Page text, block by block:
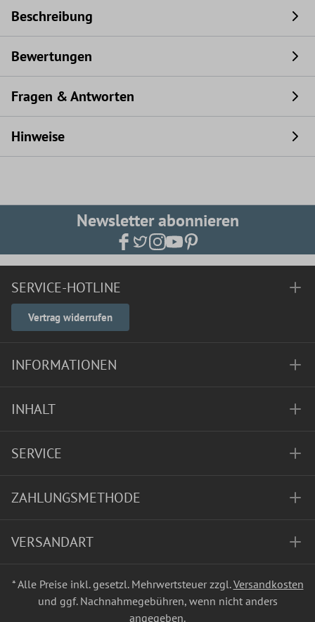
Beschreibung
Bewertungen
Fragen & Antworten
Hinweise
Newsletter abonnieren
SERVICE-HOTLINE
Vertrag widerrufen
INFORMATIONEN
INHALT
SERVICE
ZAHLUNGSMETHODE
VERSANDART
* Alle Preise inkl. gesetzl. Mehrwertsteuer zzgl.Versandkosten
und ggf. Nachnahmegebühren, wenn nicht anders
angegeben.